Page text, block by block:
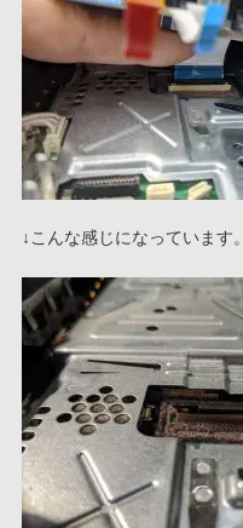
↓こんな感じになっています。